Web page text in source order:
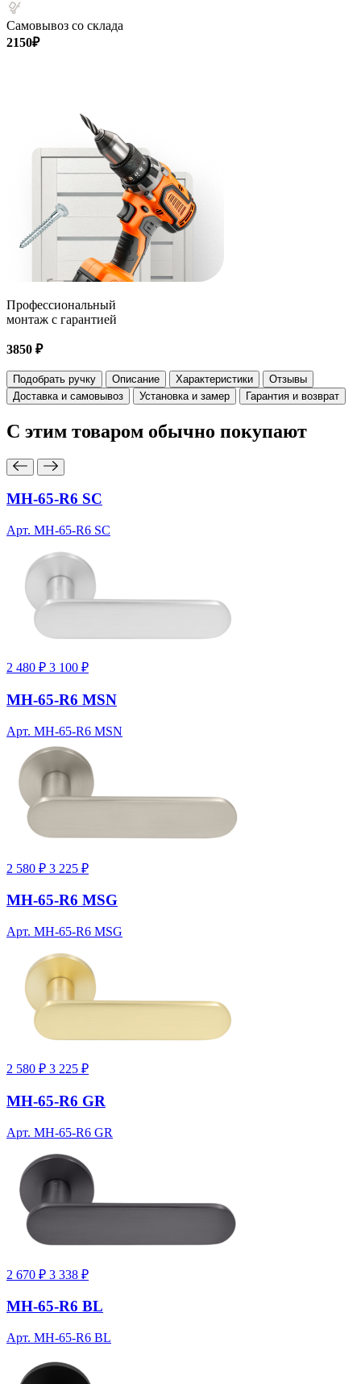
Самовывоз со склада
2150₽
Профессиональный
монтаж с гарантией
3850 ₽
Подобрать ручку Описание Характеристики
Отзывы
Доставка и самовывоз
Установка и замер Гарантия и возврат
С этим товаром обычно покупают
MH-65-R6 SC
Арт. MH-65-R6 SC
2 480 ₽ 3 100 ₽
MH-65-R6 MSN
Арт. MH-65-R6 MSN
2 580 ₽ 3 225 ₽
MH-65-R6 MSG
Арт. MH-65-R6 MSG
2 580 ₽ 3 225 ₽
MH-65-R6 GR
Арт. MH-65-R6 GR
2 670 ₽ 3 338 ₽
MH-65-R6 BL
Арт. MH-65-R6 BL